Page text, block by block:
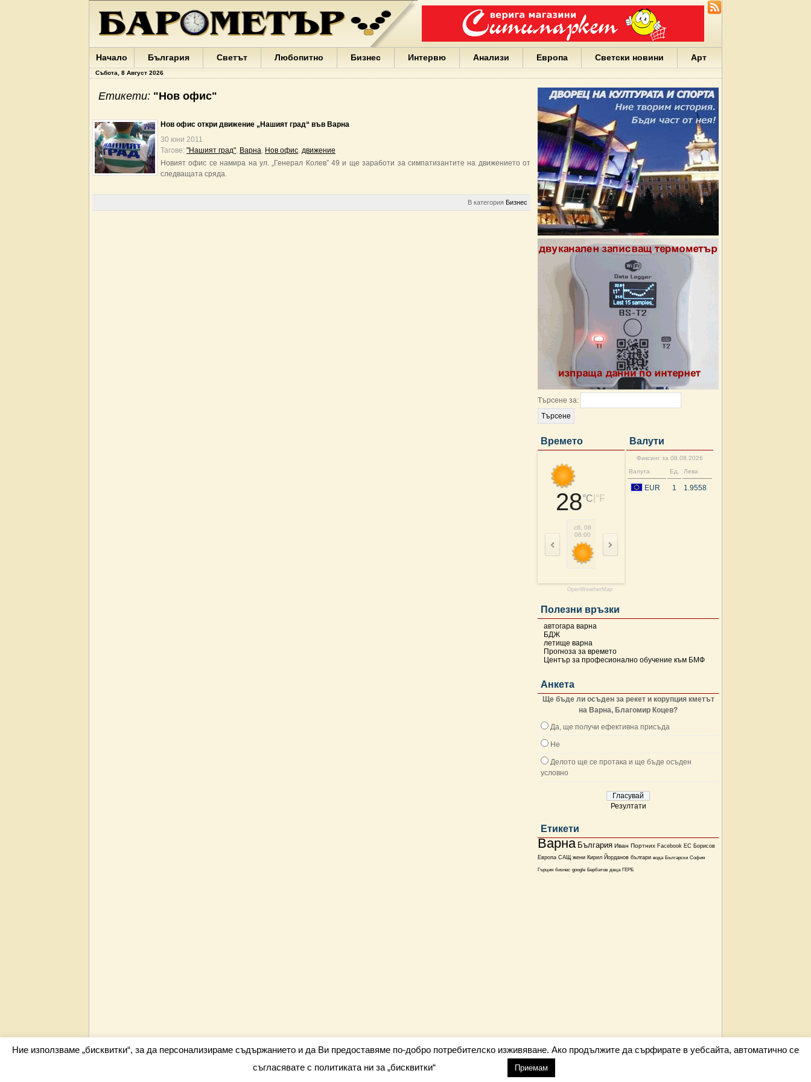
Варна
България
Портних
Facebook
ЕС
Борисов
Европа
Български
София
деца
Начало България Светът Любопитно Бизнес Интервю Анализи Европа Светски новини Арт
Събота, 8 Август 2026
Търсене за:
Времето
28°C °F
сб, 08
06:00
09:00
OpenWeatherMap
Валути
Фиксинг за 08.08.2026
Валута
Ед. Лева
EUR 1 1.9558
Полезни връзки
автогара варна
БДЖ
летище варна
Прогноза за времето
Център за професионално обучение към БМФ
Анкета
Ще бъде ли осъден за рекет и корупция кметът
на Варна, Благомир Коцев?
Да, ще получи ефективна присъда
Не
Делото ще се протака и ще бъде осъден
условно
Резултати
Етикети
Варна България Иван Портних Facebook ЕС Борисов
Европа САЩ жени Кирил Йорданов българи вода Български София
Гърция бизнес google Бербатов деца ГЕРБ
Етикети: "Нов офис"
Нов офис откри движение „Нашият град“ във Варна
30 юни 2011
Тагове: "Нашият град", Варна, Нов офис, движение
Новият офис се намира на ул. „Генерал Колев” 49 и ще заработи за симпатизантите на движението от
следващата сряда.
В категория Бизнес
Всички права запазени barometar.net © 2026 info@barometar.net
Ние използваме „бисквитки“, за да персонализираме съдържанието и да Ви предоставяме по-добро потребителско изживяване. Ако продължите да сърфирате в уебсайта, автоматично се
съгласявате с политиката ни за „бисквитки“
Приемам